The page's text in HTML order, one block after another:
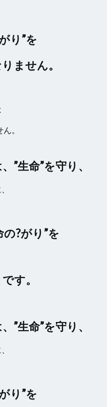
り”を
ません。
。
”生命”を守り、
?がり”を
す。
”生命”を守り、
り”を